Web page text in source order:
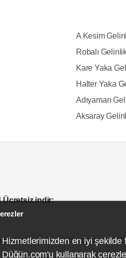
A Kesim
Robalı
Kare Yaka
Halter Yaka
Adıyaman
Aksaray
Ücretsiz indir:
İçin Hakkımızda
Hizmetlerimizden en iyi şekilde
Düğün.com'u kullanarak